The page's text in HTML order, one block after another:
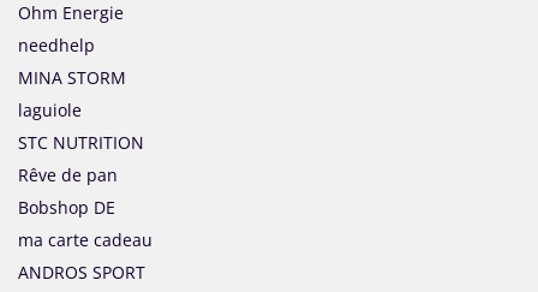
Ohm Energie
needhelp
MINA STORM
laguiole
STC NUTRITION
Rêve de pan
Bobshop DE
ma carte cadeau
ANDROS SPORT